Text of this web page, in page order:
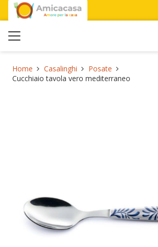
Home Casalinghi
Posate
Cucchiaio tavola vero mediterraneo